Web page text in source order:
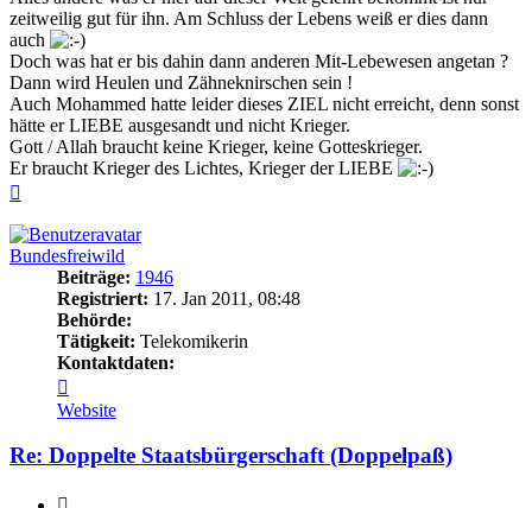
zeitweilig gut für ihn. Am Schluss der Lebens weiß er dies dann
auch
Doch was hat er bis dahin dann anderen Mit-Lebewesen angetan ?
Dann wird Heulen und Zähneknirschen sein !
Auch Mohammed hatte leider dieses ZIEL nicht erreicht, denn sonst
hätte er LIEBE ausgesandt und nicht Krieger.
Gott / Allah braucht keine Krieger, keine Gotteskrieger.
Er braucht Krieger des Lichtes, Krieger der LIEBE
Bundesfreiwild
Beiträge: 1946
Registriert: 17. Jan 2011, 08:48
Behörde:
Tätigkeit: Telekomikerin
Kontaktdaten:
von
Bundesfreiwild
Website
Re: Doppelte Staatsbürgerschaft (Doppelpaß)